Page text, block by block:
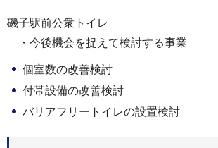
磯子駅前公衆トイレ
・今後機会を捉えて検討する事業
個室数の改善検討
付帯設備の改善検討
バリアフリートイレの設置検討